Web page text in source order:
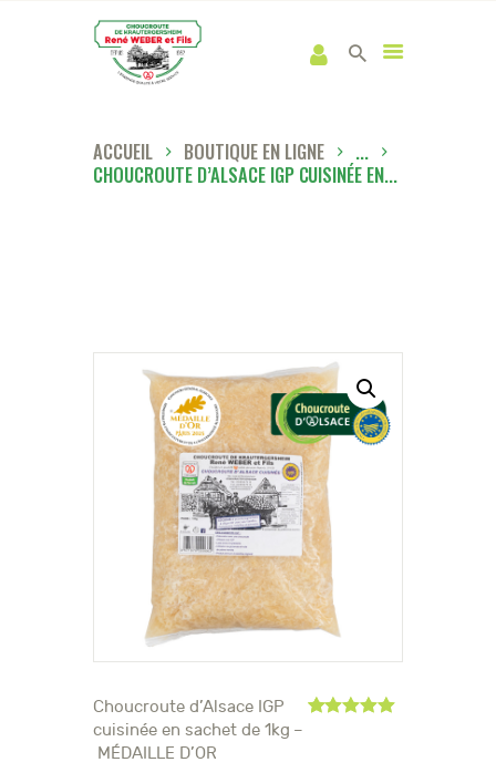
ACCUEIL BOUTIQUE EN LIGNE
...
CHOUCROUTE D’ALSACE IGP CUISINÉE EN...
Choucroute d’Alsace IGP
cuisinée en sachet de 1kg –
MÉDAILLE D’OR